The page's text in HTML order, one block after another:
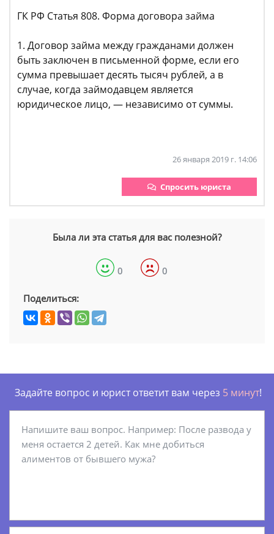
ГК РФ Статья 808. Форма договора займа
1. Договор займа между гражданами должен
быть заключен в письменной форме, если его
сумма превышает десять тысяч рублей, а в
случае, когда займодавцем является
юридическое лицо, — независимо от суммы.
26 января 2019 г. 14:06
Спросить юриста
Была ли эта статья для вас полезной?
0 0
Поделиться:
Задайте вопрос и юрист ответит вам через 5 минут!